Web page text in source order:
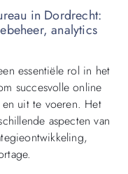
in Dordrecht:
analytics
essentiële rol in het
succesvolle online
uit te voeren. Het
aspecten van